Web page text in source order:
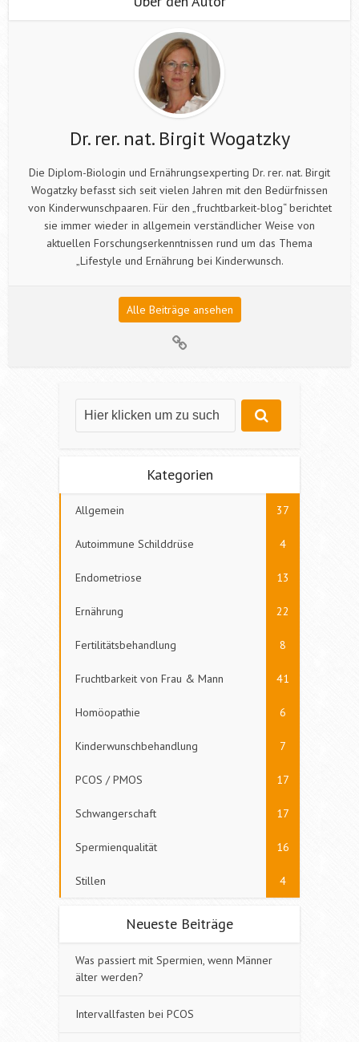
Dr. rer. nat. Birgit Wogatzky
Die Diplom-Biologin und Ernährungsexperting Dr. rer. nat. Birgit
Wogatzky befasst sich seit vielen Jahren mit den Bedürfnissen
von Kinderwunschpaaren. Für den „fruchtbarkeit-blog“ berichtet
sie immer wieder in allgemein verständlicher Weise von
aktuellen Forschungserkenntnissen rund um das Thema
„Lifestyle und Ernährung bei Kinderwunsch.
Alle Beiträge ansehen
Kategorien
Allgemein 37
Autoimmune Schilddrüse 4
Endometriose 13
Ernährung 22
Fertilitätsbehandlung 8
Fruchtbarkeit von Frau & Mann 41
Homöopathie 6
Kinderwunschbehandlung 7
PCOS / PMOS 17
Schwangerschaft 17
Spermienqualität 16
Stillen 4
Neueste Beiträge
Was passiert mit Spermien, wenn Männer
älter werden?
Intervallfasten bei PCOS